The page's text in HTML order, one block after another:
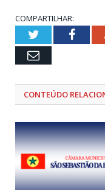
COMPARTILHAR:
Twitter
Email
CONTEÚDO